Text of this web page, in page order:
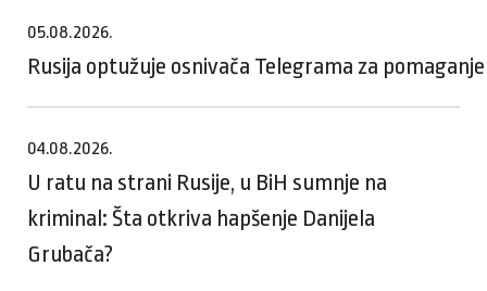
05.08.2026.
Rusija optužuje osnivača Telegrama za
04.08.2026.
U ratu na strani Rusije, u BiH sumnje na
kriminal: Šta otkriva hapšenje Danijela
Grubača?